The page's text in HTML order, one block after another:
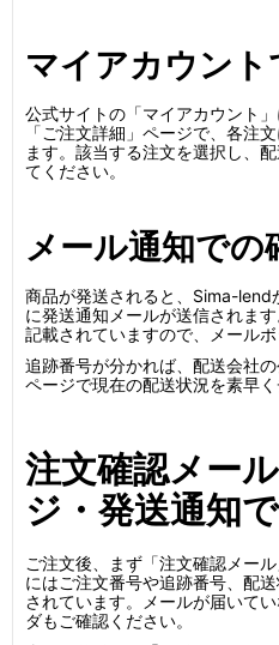
マイアカウント
公式サイトの「マイアカウント
「ご注文詳細」ページで、各注
ます。該当する注文を選択し、
てください。
メール通知での
商品が発送されると、Sima-lend
に発送通知メールが送信されま
記載されていますので、メールボ
追跡番号が分かれば、配送会社
ページで現在の配送状況を素早く
注文確認メー
ジ・発送通知
ご注文後、まず「注文確認メー
にはご注文番号や追跡番号、配
されています。メールが届いて
ダもご確認ください。